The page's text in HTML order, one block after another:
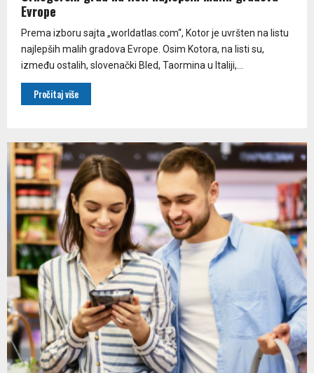
Evrope
Prema izboru sajta „worldatlas.com“, Kotor je uvršten na listu
najlepših malih gradova Evrope. Osim Kotora, na listi su,
između ostalih, slovenački Bled, Taormina u Italiji,...
Pročitaj više